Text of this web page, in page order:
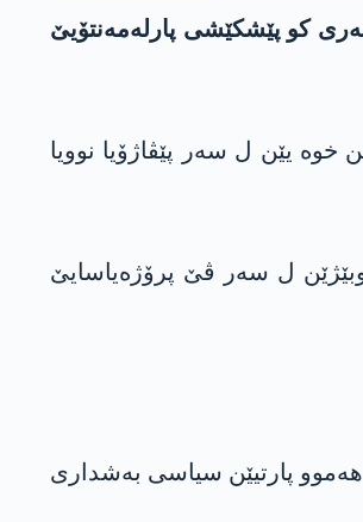
کو پێشکێشی پارلەمەنتۆیێ
خوە یێن ل سەر پێڤاژۆیا نوویا
ل سەر ڤێ پرۆژه‌یاسایێ
پارتیێن سیاسی بەشداری